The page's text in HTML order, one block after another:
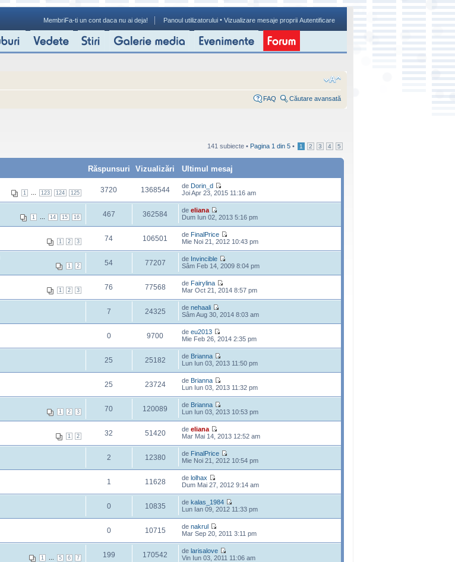
MembriFa-ti un cont daca nu ai deja! Panoul utilizatorului • Vizualizare mesaje proprii Autentificare
FAQ Căutare avansată
141 subiecte • Pagina 1 din 5 • 1 2 3 4 5
Răspunsuri Vizualizări
Ultimul mesaj
1 123 124 125 3720 1368544 de Dorin_d
Joi Apr 23, 2015 11:16 am
1 14 15 16 467 362584 de eliana
Dum Iun 02, 2013 5:16 pm
1 2 3 74 106501 de FinalPrice
Mie Noi 21, 2012 10:43 pm
1 2 54 77207 de Invincible
Sâm Feb 14, 2009 8:04 pm
1 2 3 76 77568 de Fairylina
Mar Oct 21, 2014 8:57 pm
7 24325 de nehaali
Sâm Aug 30, 2014 8:03 am
0 9700 de eu2013
Mie Feb 26, 2014 2:35 pm
25 25182 de Brianna
Lun Iun 03, 2013 11:50 pm
25 23724 de Brianna
Lun Iun 03, 2013 11:32 pm
1 2 3 70 120089 de Brianna
Lun Iun 03, 2013 10:53 pm
1 2 32 51420 de eliana
Mar Mai 14, 2013 12:52 am
2 12380 de FinalPrice
Mie Noi 21, 2012 10:54 pm
1 11628 de lolhax
Dum Mai 27, 2012 9:14 am
0 10835 de kalas_1984
Lun Ian 09, 2012 11:33 pm
0 10715 de nakrul
Mar Sep 20, 2011 3:11 pm
1 5 6 7 199 170542 de larisalove
Vin Iun 03, 2011 11:06 am